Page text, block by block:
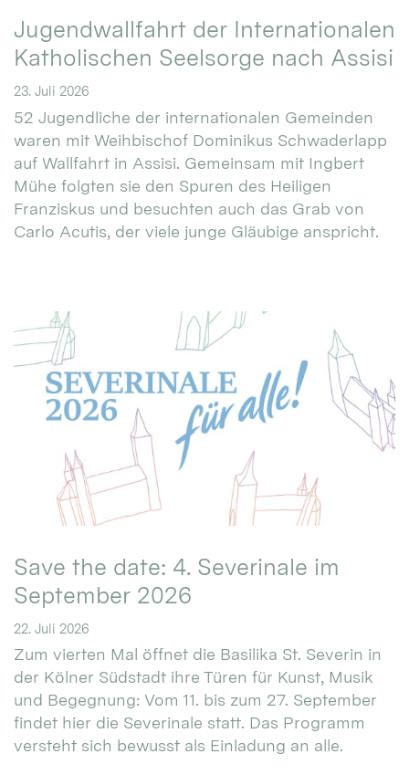
Jugendwallfahrt der Internationalen
Katholischen Seelsorge nach Assisi
23. Juli 2026
52 Jugendliche der internationalen Gemeinden
waren mit Weihbischof Dominikus Schwaderlapp
auf Wallfahrt in Assisi. Gemeinsam mit Ingbert
Mühe folgten sie den Spuren des Heiligen
Franziskus und besuchten auch das Grab von
Carlo Acutis, der viele junge Gläubige anspricht.
Save the date: 4. Severinale im
September 2026
22. Juli 2026
Zum vierten Mal öffnet die Basilika St. Severin in
der Kölner Südstadt ihre Türen für Kunst, Musik
und Begegnung: Vom 11. bis zum 27. September
findet hier die Severinale statt. Das Programm
versteht sich bewusst als Einladung an alle.